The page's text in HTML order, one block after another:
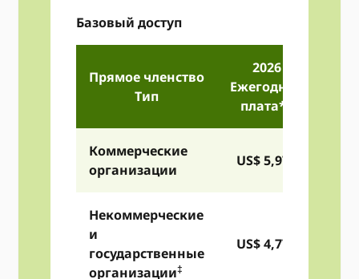
Базовый доступ
Прямое членство
Тип
2026
Ежегодная
плата**
Коммерческие
организации
US$ 5,975
Некоммерческие
и
государственные
организации‡
US$ 4,775